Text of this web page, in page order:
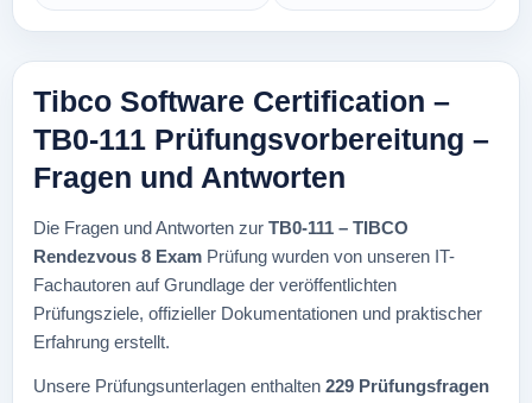
Tibco Software Certification –
TB0-111 Prüfungsvorbereitung –
Fragen und Antworten
Die Fragen und Antworten zur TB0-111 – TIBCO
Rendezvous 8 Exam Prüfung wurden von unseren IT-
Fachautoren auf Grundlage der veröffentlichten
Prüfungsziele, offizieller Dokumentationen und praktischer
Erfahrung erstellt.
Unsere Prüfungsunterlagen enthalten 229 Prüfungsfragen